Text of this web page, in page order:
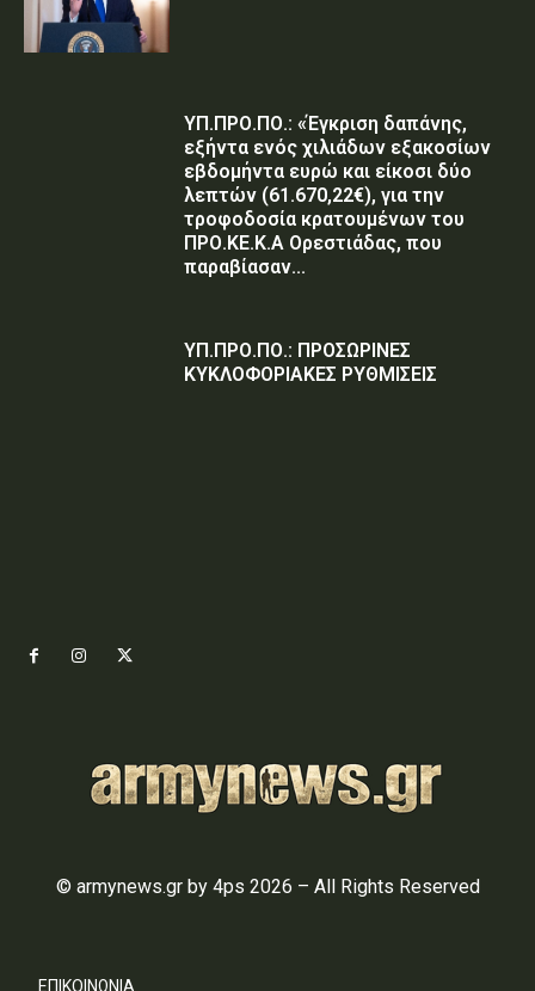
ΥΠ.ΠΡΟ.ΠΟ.: «Έγκριση δαπάνης,
εξήντα ενός χιλιάδων εξακοσίων
εβδομήντα ευρώ και είκοσι δύο
λεπτών (61.670,22€), για την
τροφοδοσία κρατουμένων του
ΠΡΟ.ΚΕ.Κ.Α Ορεστιάδας, που
παραβίασαν...
ΥΠ.ΠΡΟ.ΠΟ.: ΠΡΟΣΩΡΙΝΕΣ
ΚΥΚΛΟΦΟΡΙΑΚΕΣ ΡΥΘΜΙΣΕΙΣ
© armynews.gr by 4ps 2026 – All Rights Reserved
ΕΠΙΚΟΙΝΩΝΙΑ